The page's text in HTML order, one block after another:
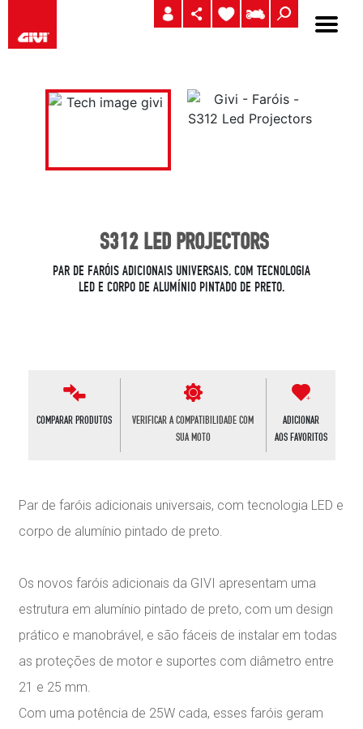
S312 LED PROJECTORS
PAR DE FARÓIS ADICIONAIS UNIVERSAIS, COM TECNOLOGIA
LED E CORPO DE ALUMÍNIO PINTADO DE PRETO.
COMPARAR PRODUTOS
VERIFICAR A COMPATIBILIDADE COM
SUA MOTO
ADICIONAR
AOS FAVORITOS
Par de faróis adicionais universais, com tecnologia LED e
corpo de alumínio pintado de preto.
Os novos faróis adicionais da GIVI apresentam uma
estrutura em alumínio pintado de preto, com um design
prático e manobrável, e são fáceis de instalar em todas
as proteções de motor e suportes com diâmetro entre
21 e 25 mm.
Com uma potência de 25W cada, esses faróis geram